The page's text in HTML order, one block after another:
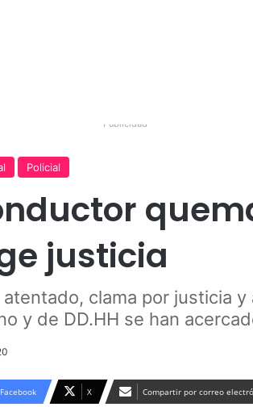
Publicidad
Policial
justicia
clama por justicia y
y de DD.HH se han
Facebook X Compartir por correo